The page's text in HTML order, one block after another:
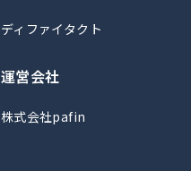
ディファイタクト
運営会社
株式会社pafin